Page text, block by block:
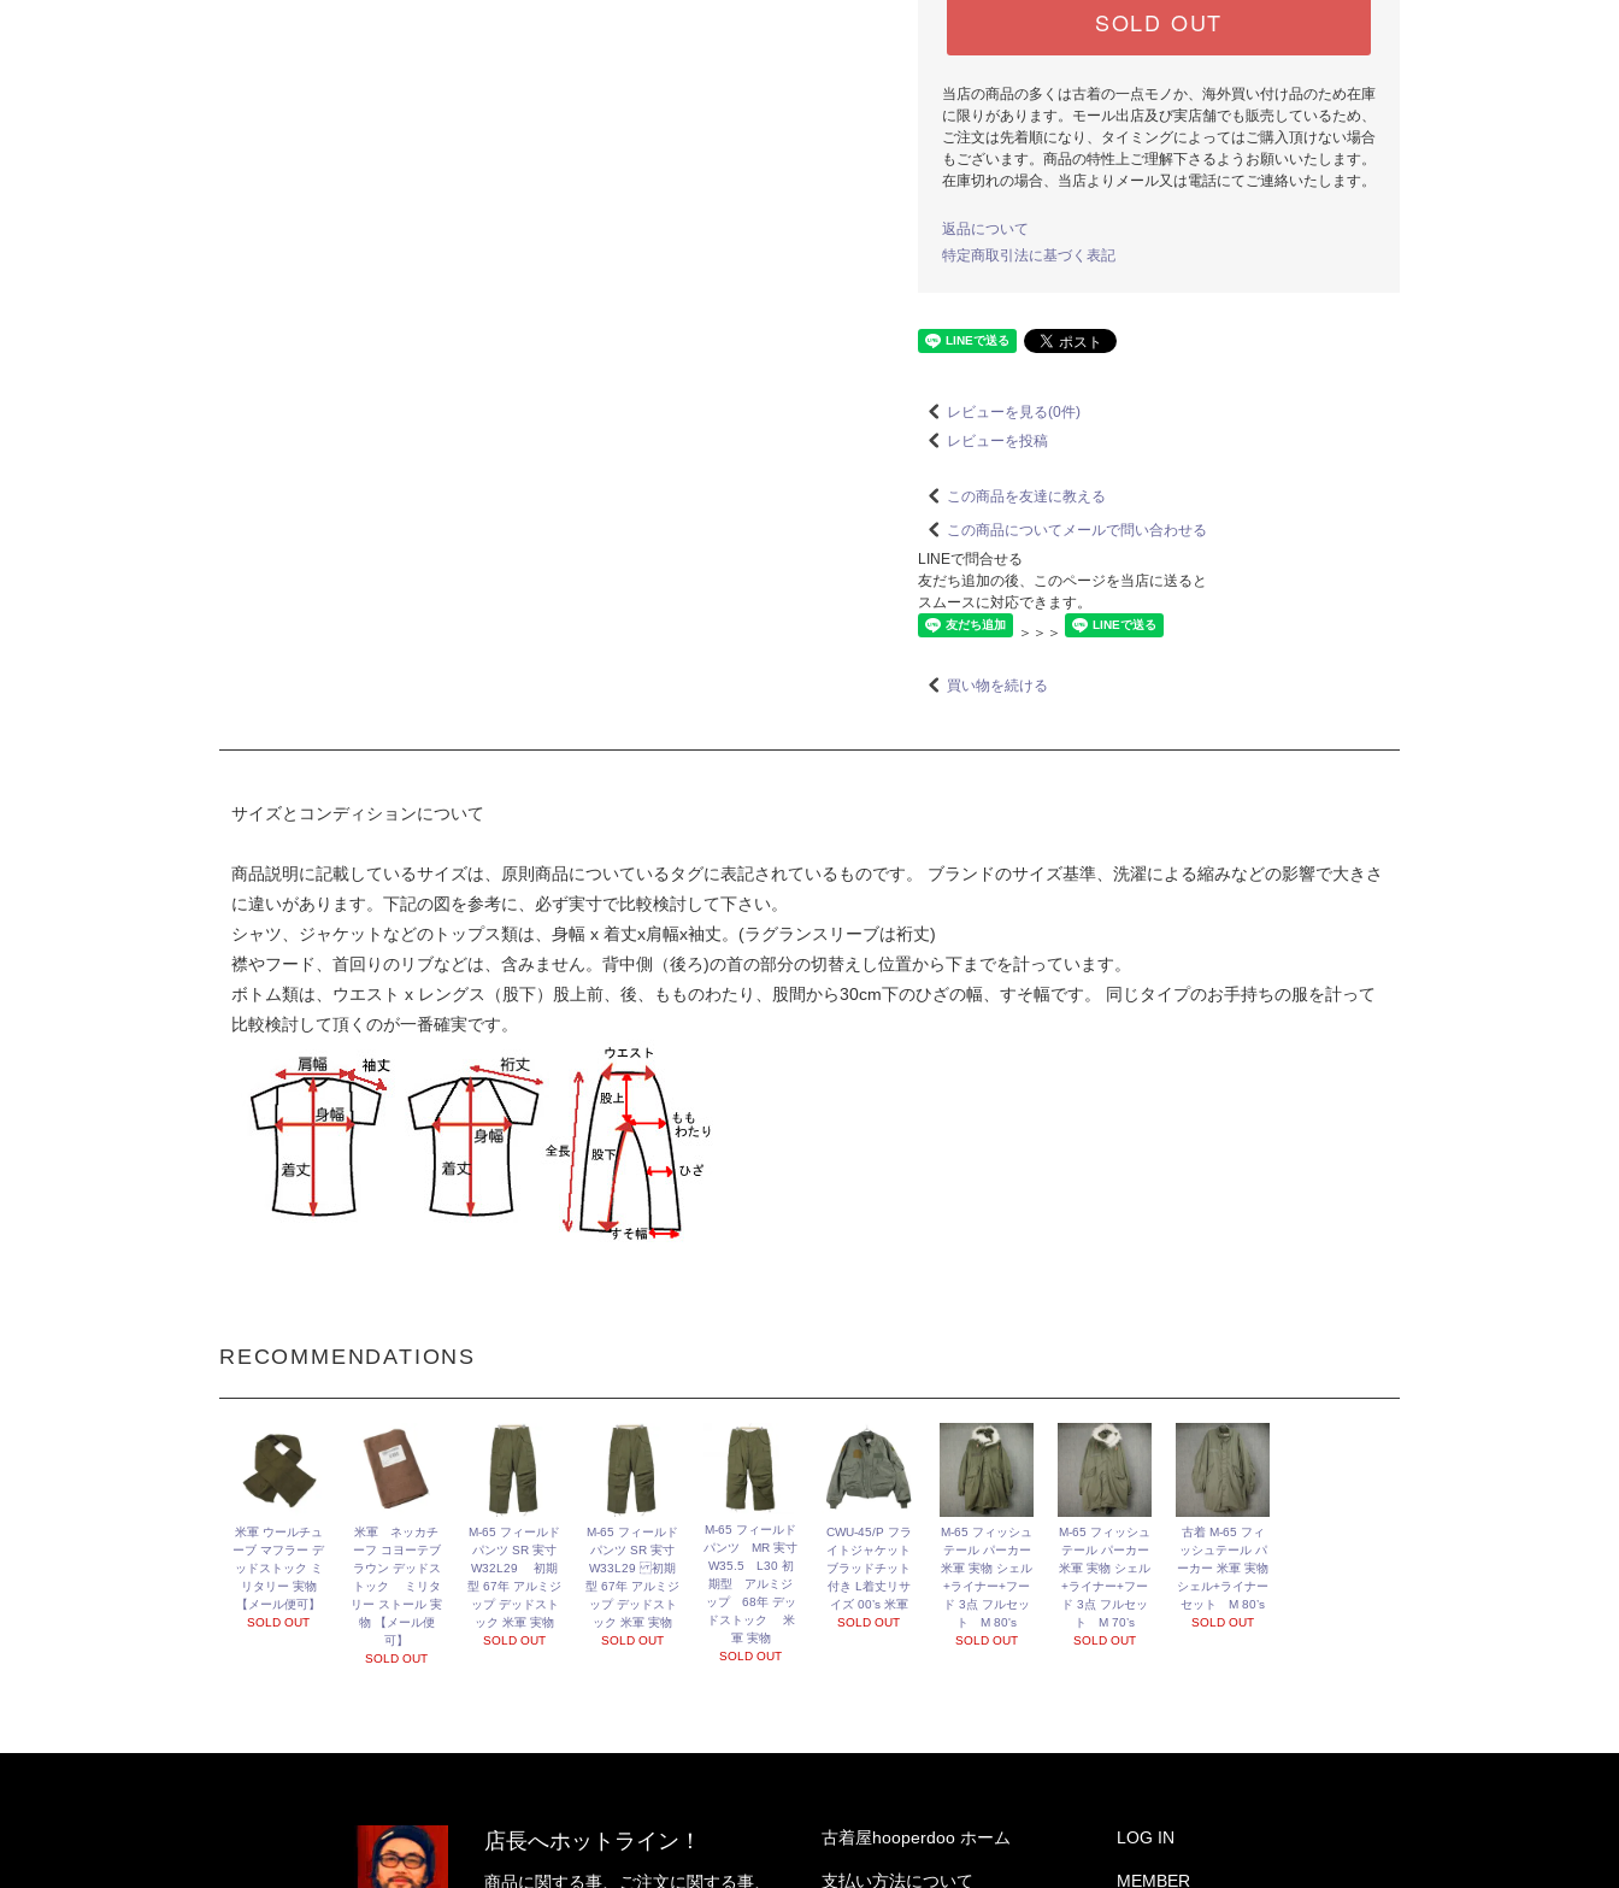
SOLD OUT
当店の商品の多くは古着の一点モノか、海外買い付け品のため在庫
に限りがあります。モール出店及び実店舗でも販売しているため、
ご注文は先着順になり、タイミングによってはご購入頂けない場合
もございます。商品の特性上ご理解下さるようお願いいたします。
在庫切れの場合、当店よりメール又は電話にてご連絡いたします。
返品について
特定商取引法に基づく表記
レビューを見る(0件)
レビューを投稿
この商品を友達に教える
この商品についてメールで問い合わせる
LINEで問合せる
友だち追加の後、このページを当店に送ると
スムースに対応できます。
＞＞＞
買い物を続ける
サイズとコンディションについて
商品説明に記載しているサイズは、原則商品についているタグに表記されているものです。 ブランドのサイズ基準、洗濯による縮みなどの影響で大きさ
に違いがあります。下記の図を参考に、必ず実寸で比較検討して下さい。
シャツ、ジャケットなどのトップス類は、身幅 x 着丈x肩幅x袖丈。(ラグランスリーブは裄丈)
襟やフード、首回りのリブなどは、含みません。背中側（後ろ)の首の部分の切替えし位置から下までを計っています。
ボトム類は、ウエスト x レングス（股下）股上前、後、もものわたり、股間から30cm下のひざの幅、すそ幅です。 同じタイプのお手持ちの服を計って
比較検討して頂くのが一番確実です。
RECOMMENDATIONS
米軍 ウールチュ
ーブ マフラー デ
ッドストック ミ
リタリー 実物
【メール便可】
SOLD OUT
米軍 ネッカチ
ーフ コヨーテブ
ラウン デッドス
トック ミリタ
リー ストール 実
物 【メール便
可】
SOLD OUT
M-65 フィールド
パンツ SR 実寸
W32L29 初期
型 67年 アルミジ
ップ デッドスト
ック 米軍 実物
SOLD OUT
M-65 フィールド
パンツ SR 実寸
W33L29 初期
型 67年 アルミジ
ップ デッドスト
ック 米軍 実物
SOLD OUT
M-65 フィールド
パンツ MR 実寸
W35.5 L30 初
期型 アルミジ
ップ 68年 デッ
ドストック 米
軍 実物
SOLD OUT
CWU-45/P フラ
イトジャケット
ブラッドチット
付き L着丈リサ
イズ 00’s 米軍
SOLD OUT
M-65 フィッシュ
テール パーカー
米軍 実物 シェル
+ライナー+フー
ド 3点 フルセッ
ト M 80's
SOLD OUT
M-65 フィッシュ
テール パーカー
米軍 実物 シェル
+ライナー+フー
ド 3点 フルセッ
ト M 70’s
SOLD OUT
古着 M-65 フィ
ッシュテール パ
ーカー 米軍 実物
シェル+ライナー
セット M 80’s
SOLD OUT
店長へホットライン！
商品に関する事、ご注文に関する事、
古着屋hooperdoo ホーム
支払い方法について
LOG IN
MEMBER